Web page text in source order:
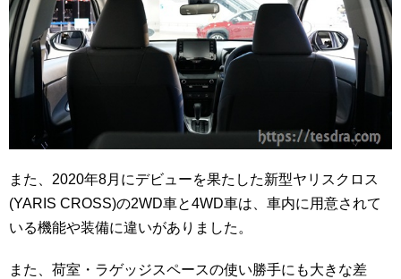
また、2020年8月にデビューを果たした新型ヤリスクロス
(YARIS CROSS)の2WD車と4WD車は、車内に用意されて
いる機能や装備に違いがありました。
また、荷室・ラゲッジスペースの使い勝手にも大きな差